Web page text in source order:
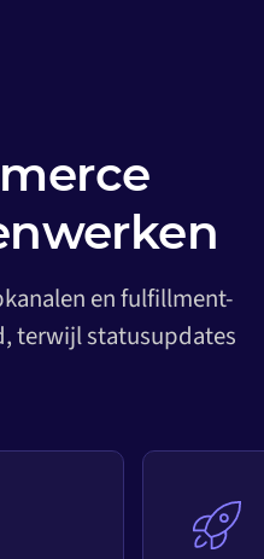
en fulfillment-
terwijl statusupdates